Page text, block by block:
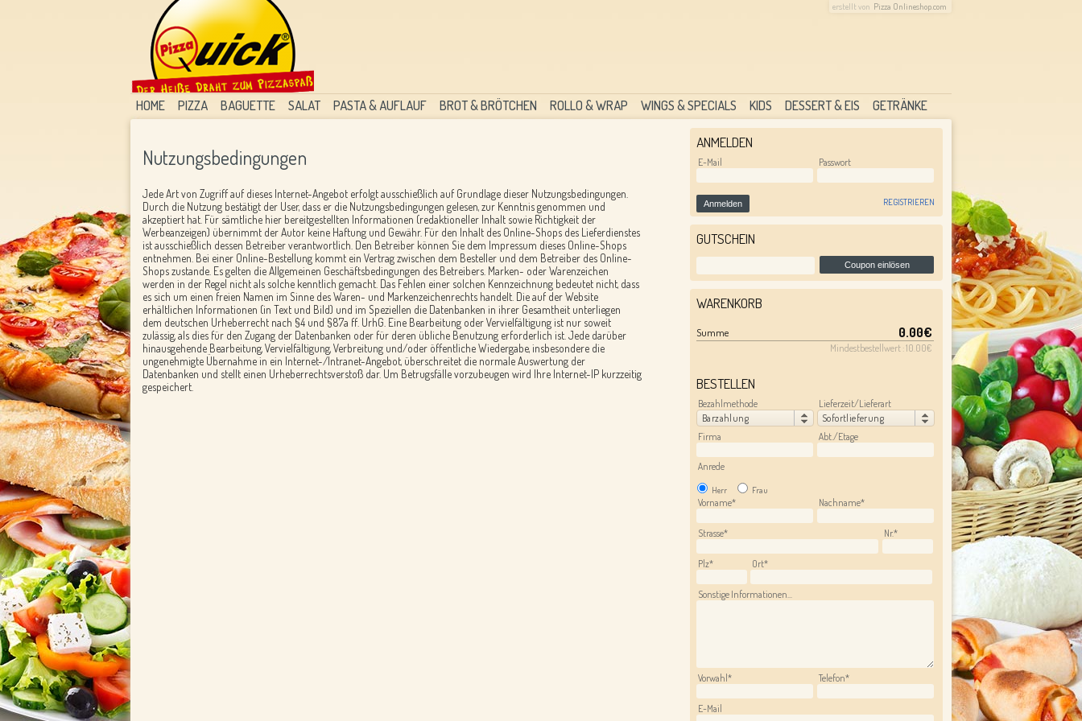
erstellt von Pizza Onlineshop.com
HOME PIZZA BAGUETTE SALAT PASTA & AUFLAUF BROT & BRÖTCHEN ROLLO & WRAP WINGS & SPECIALS KIDS DESSERT & EIS GETRÄNKE
Nutzungsbedingungen
Jede Art von Zugriff auf dieses Internet-Angebot erfolgt ausschießlich auf Grundlage dieser Nutzungsbedingungen.
Durch die Nutzung bestätigt der User, dass er die Nutzungsbedingungen gelesen, zur Kenntnis genommen und
akzeptiert hat. Für sämtliche hier bereitgestellten Informationen (redaktioneller Inhalt sowie Richtigkeit der
Werbeanzeigen) übernimmt der Autor keine Haftung und Gewähr. Für den Inhalt des Online-Shops des Lieferdienstes
ist ausschießlich dessen Betreiber verantwortlich. Den Betreiber können Sie dem Impressum dieses Online-Shops
entnehmen. Bei einer Online-Bestellung kommt ein Vertrag zwischen dem Besteller und dem Betreiber des Online-
Shops zustande. Es gelten die Allgemeinen Geschäftsbedingungen des Betreibers. Marken- oder Warenzeichen
werden in der Regel nicht als solche kenntlich gemacht. Das Fehlen einer solchen Kennzeichnung bedeutet nicht, dass
es sich um einen freien Namen im Sinne des Waren- und Markenzeichenrechts handelt. Die auf der Website
erhältlichen Informationen (in Text und Bild) und im Speziellen die Datenbanken in ihrer Gesamtheit unterliegen
dem deutschen Urheberrecht nach §4 und §87a ff. UrhG. Eine Bearbeitung oder Vervielfältigung ist nur soweit
zulässig, als dies für den Zugang der Datenbanken oder für deren übliche Benutzung erforderlich ist. Jede darüber
hinausgehende Bearbeitung, Vervielfältigung, Verbreitung und/oder öffentliche Wiedergabe, insbesondere die
ungenehmigte Übernahme in ein Internet-/Intranet-Angebot, überschreitet die normale Auswertung der
Datenbanken und stellt einen Urheberrechtsverstoß dar. Um Betrugsfälle vorzubeugen wird Ihre Internet-IP kurzzeitig
gespeichert.
ANMELDEN
E-Mail Passwort
Anmelden REGISTRIEREN
GUTSCHEIN
Coupon einlösen
WARENKORB
Summe 0.00€
Mindestbestellwert : 10.00€
BESTELLEN
Bezahlmethode
Barzahlung
Lieferzeit/Lieferart
Sofortlieferung
Firma
Abt./Etage
Anrede
Herr Frau
Vorname* Nachname*
Strasse* Nr.*
Plz* Ort*
Sonstige Informationen...
Vorwahl* Telefon*
E-Mail